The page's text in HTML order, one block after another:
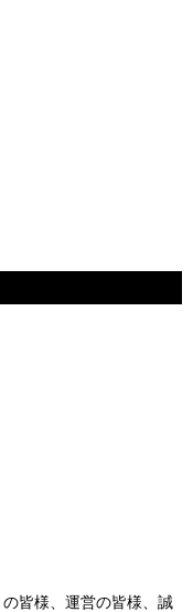
皆様、運営の皆様、誠